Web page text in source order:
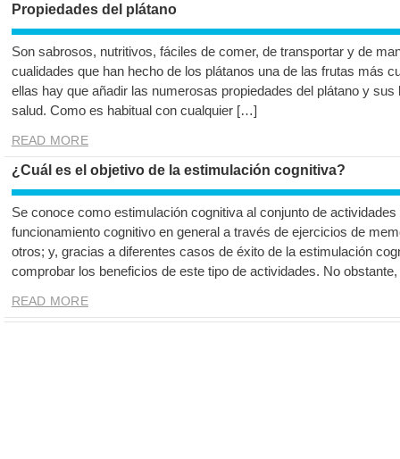
Propiedades del plátano
Son sabrosos, nutritivos, fáciles de comer, de transportar y de
cualidades que han hecho de los plátanos una de las frutas más
ellas hay que añadir las numerosas propiedades del plátano y
salud. Como es habitual con cualquier […]
READ MORE
¿Cuál es el objetivo de la estimulación cognitiva?
Se conoce como estimulación cognitiva al conjunto de
funcionamiento cognitivo en general a través de ejercicios de
otros; y, gracias a diferentes casos de éxito de la estimulación
comprobar los beneficios de este tipo de actividades. No
READ MORE